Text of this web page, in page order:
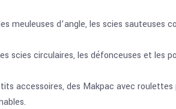
meuleuses d’angle, les scies
scies circulaires, les défonceuses et les
accessoires, des Makpac avec